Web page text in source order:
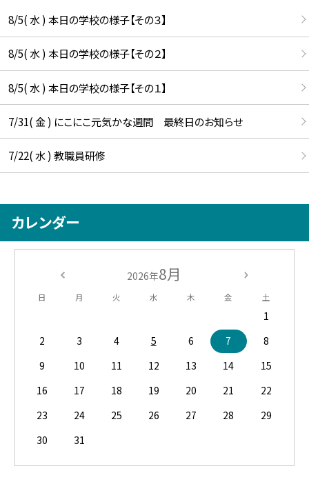
8/5( 水 ) 本日の学校の様子【その３】
8/5( 水 ) 本日の学校の様子【その２】
8/5( 水 ) 本日の学校の様子【その１】
7/31( 金 ) にこにこ元気かな週間 最終日のお知らせ
7/22( 水 ) 教職員研修
カレンダー
2026年8月
日 月 火 水 木 金 土
1
2
3 4 5 6 7
8
9
10 11 12 13 14
15
16
17 18 19 20 21
22
23
24 25 26 27 28
29
30
31